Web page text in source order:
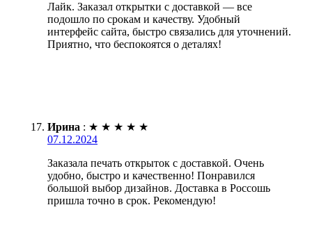
Лайк. Заказал открытки с доставкой — все
подошло по срокам и качеству. Удобный
интерфейс сайта, быстро связались для уточнений.
Приятно, что беспокоятся о деталях!
Ирина : ★ ★ ★ ★ ★
07.12.2024
Заказала печать открыток с доставкой. Очень
удобно, быстро и качественно! Понравился
большой выбор дизайнов. Доставка в Россошь
пришла точно в срок. Рекомендую!